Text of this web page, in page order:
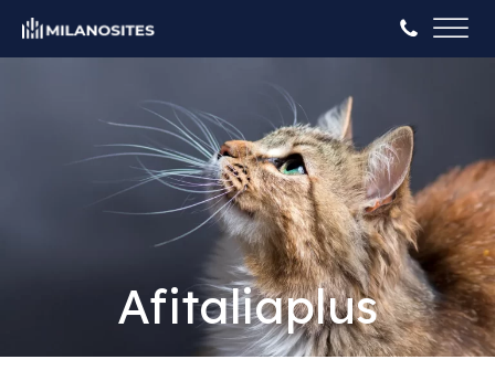
Afitaliaplus